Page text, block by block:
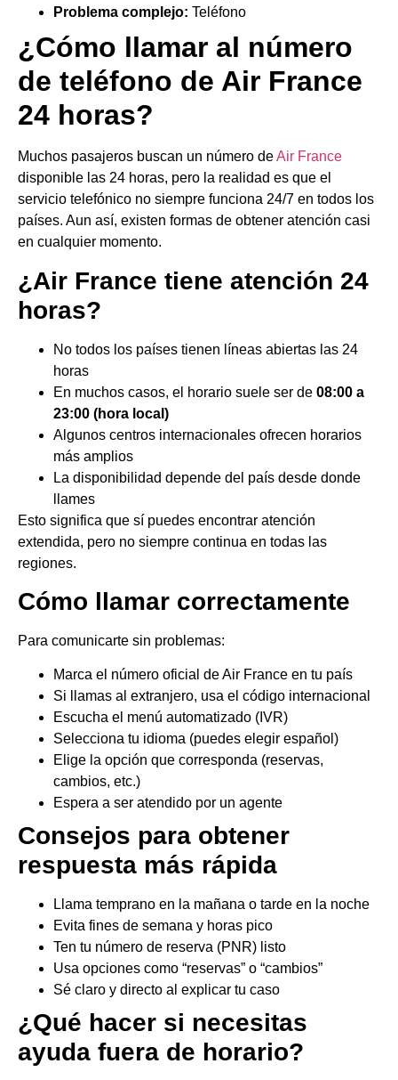
Problema complejo: Teléfono
¿Cómo llamar al número
de teléfono de Air France
24 horas?
Muchos pasajeros buscan un número deAir France
disponible las 24 horas, pero la realidad es que el
servicio telefónico no siempre funciona 24/7 en todos los
países. Aun así, existen formas de obtener atención casi
en cualquier momento.
¿Air France tiene atención 24
horas?
No todos los países tienen líneas abiertas las 24
horas
En muchos casos, el horario suele ser de 08:00 a
23:00 (hora local)
Algunos centros internacionales ofrecen horarios
más amplios
La disponibilidad depende del país desde donde
llames
Esto significa que sí puedes encontrar atención
extendida, pero no siempre continua en todas las
regiones.
Cómo llamar correctamente
Para comunicarte sin problemas:
Marca el número oficial de Air France en tu país
Si llamas al extranjero, usa el código internacional
Escucha el menú automatizado (IVR)
Selecciona tu idioma (puedes elegir español)
Elige la opción que corresponda (reservas,
cambios, etc.)
Espera a ser atendido por un agente
Consejos para obtener
respuesta más rápida
Llama temprano en la mañana o tarde en la noche
Evita fines de semana y horas pico
Ten tu número de reserva (PNR) listo
Usa opciones como “reservas” o “cambios”
Sé claro y directo al explicar tu caso
¿Qué hacer si necesitas
ayuda fuera de horario?